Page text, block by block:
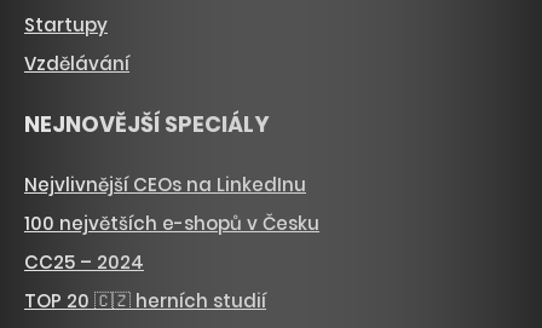
Startupy
Vzdělávání
NEJNOVĚJŠÍ SPECIÁLY
Nejvlivnější CEOs na LinkedInu
100 největších e-shopů v Česku
CC25 – 2024
TOP 20 🇨🇿 herních studií